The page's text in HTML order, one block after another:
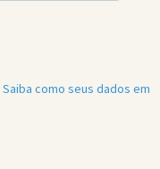
Saiba como seus dados em